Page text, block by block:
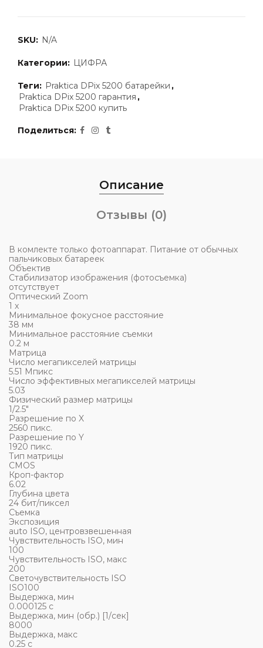
SKU: N/A
Категории: ЦИФРА
Теги: Praktica DPix 5200 батарейки ,
Praktica DPix 5200 гарантия ,
Praktica DPix 5200 купить
Поделиться
Описание
Отзывы (0)
В комлекте только фотоаппарат. Питание от обычных
пальчиковых батареек
Объектив
Стабилизатор изображения (фотосъемка)
отсутствует
Оптический Zoom
1 x
Минимальное фокусное расстояние
38 мм
Минимальное расстояние съемки
0.2 м
Матрица
Число мегапикселей матрицы
5.51 Мпикс
Число эффективных мегапикселей матрицы
5.03
Физический размер матрицы
1/2.5"
Разрешение по X
2560 пикс.
Разрешение по Y
1920 пикс.
Тип матрицы
CMOS
Кроп-фактор
6.02
Глубина цвета
24 бит/пиксел
Съемка
Экспозиция
auto ISO, центровзвешенная
Чувствительность ISO, мин
100
Чувствительность ISO, макс
200
Светочувствительность ISO
ISO100
Выдержка, мин
0.000125 c
Выдержка, мин (обр.) [1/сек]
8000
Выдержка, макс
0.25 c